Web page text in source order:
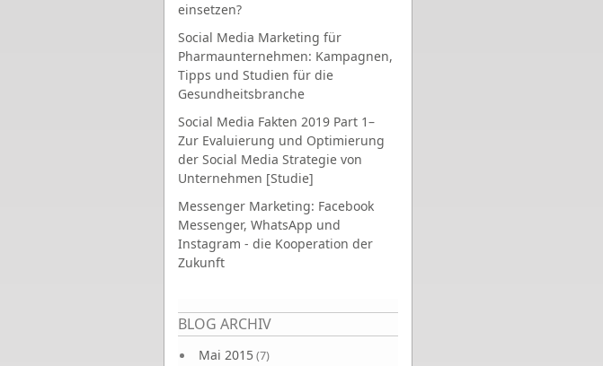
einsetzen?
Social Media Marketing für
Pharmaunternehmen: Kampagnen,
Tipps und Studien für die
Gesundheitsbranche
Social Media Fakten 2019 Part 1–
Zur Evaluierung und Optimierung
der Social Media Strategie von
Unternehmen [Studie]
Messenger Marketing: Facebook
Messenger, WhatsApp und
Instagram - die Kooperation der
Zukunft
BLOG ARCHIV
Mai 2015(7)
Seiten